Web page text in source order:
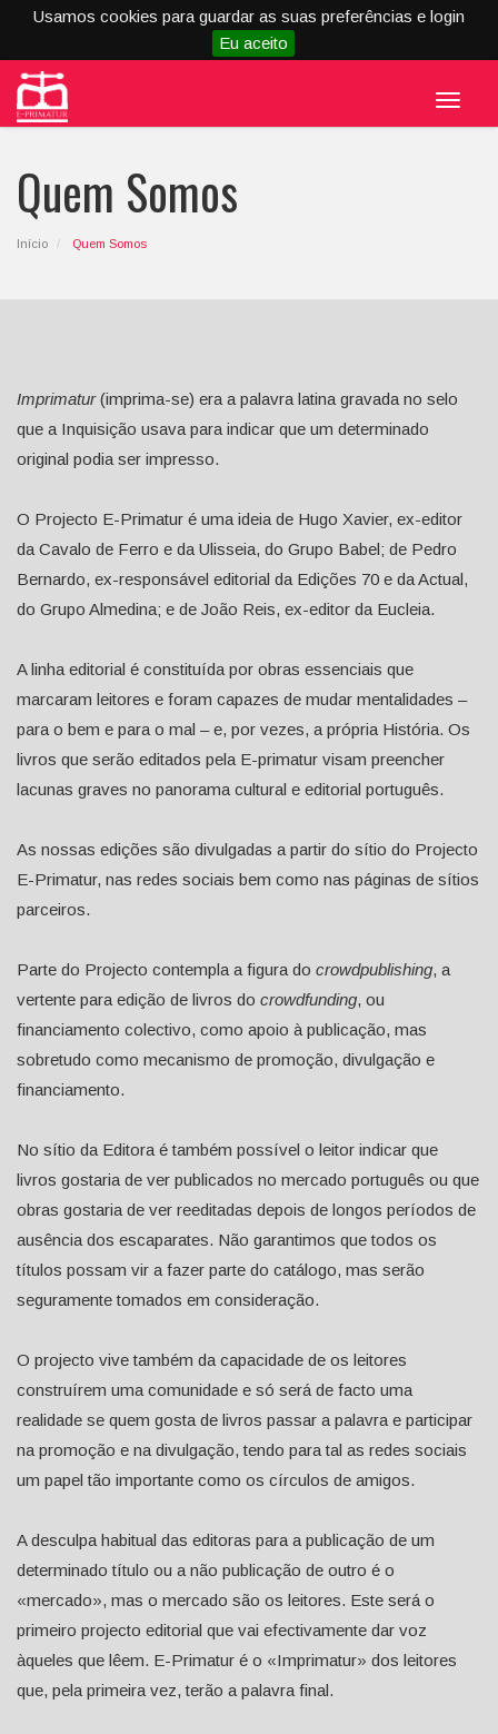
Usamos cookies para guardar as suas preferências e login
Eu aceito
Menu
Quem Somos
Início Quem Somos
Imprimatur(imprima-se) era a palavra latina gravada no selo
que a Inquisição usava para indicar que um determinado
original podia ser impresso.
O Projecto E-Primatur é uma ideia de Hugo Xavier, ex-editor
da Cavalo de Ferro e da Ulisseia, do Grupo Babel; de Pedro
Bernardo, ex-responsável editorial da Edições 70 e da Actual,
do Grupo Almedina; e de João Reis, ex-editor da Eucleia.
A linha editorial é constituída por obras essenciais que
marcaram leitores e foram capazes de mudar mentalidades –
para o bem e para o mal – e, por vezes, a própria História. Os
livros que serão editados pela E-primatur visam preencher
lacunas graves no panorama cultural e editorial português.
As nossas edições são divulgadas a partir do sítio do Projecto
E-Primatur, nas redes sociais bem como nas páginas de sítios
parceiros.
Parte do Projecto contempla a figura do crowdpublishing, a
vertente para edição de livros do crowdfunding, ou
financiamento colectivo, como apoio à publicação, mas
sobretudo como mecanismo de promoção, divulgação e
financiamento.
No sítio da Editora é também possível o leitor indicar que
livros gostaria de ver publicados no mercado português ou que
obras gostaria de ver reeditadas depois de longos períodos de
ausência dos escaparates. Não garantimos que todos os
títulos possam vir a fazer parte do catálogo, mas serão
seguramente tomados em consideração.
O projecto vive também da capacidade de os leitores
construírem uma comunidade e só será de facto uma
realidade se quem gosta de livros passar a palavra e participar
na promoção e na divulgação, tendo para tal as redes sociais
um papel tão importante como os círculos de amigos.
A desculpa habitual das editoras para a publicação de um
determinado título ou a não publicação de outro é o
«mercado», mas o mercado são os leitores. Este será o
primeiro projecto editorial que vai efectivamente dar voz
àqueles que lêem. E-Primatur é o «Imprimatur» dos leitores
que, pela primeira vez, terão a palavra final.